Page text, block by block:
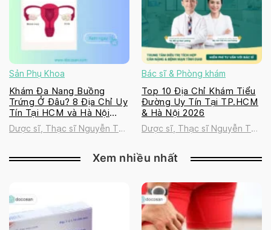
Sản Phụ Khoa
Khám Đa Nang Buồng
Trứng Ở Đâu? 8 Địa Chỉ Uy
Tín Tại HCM và Hà Nội
2026
Dược sĩ, Thạc sĩ Nguyễn Thị
Bác sĩ & Phòng khám
Top 10 Địa Chỉ Khám Tiểu
Đường Uy Tín Tại TP.HCM
& Hà Nội 2026
Dược sĩ, Thạc sĩ Nguyễn Thị
Xem nhiều nhất